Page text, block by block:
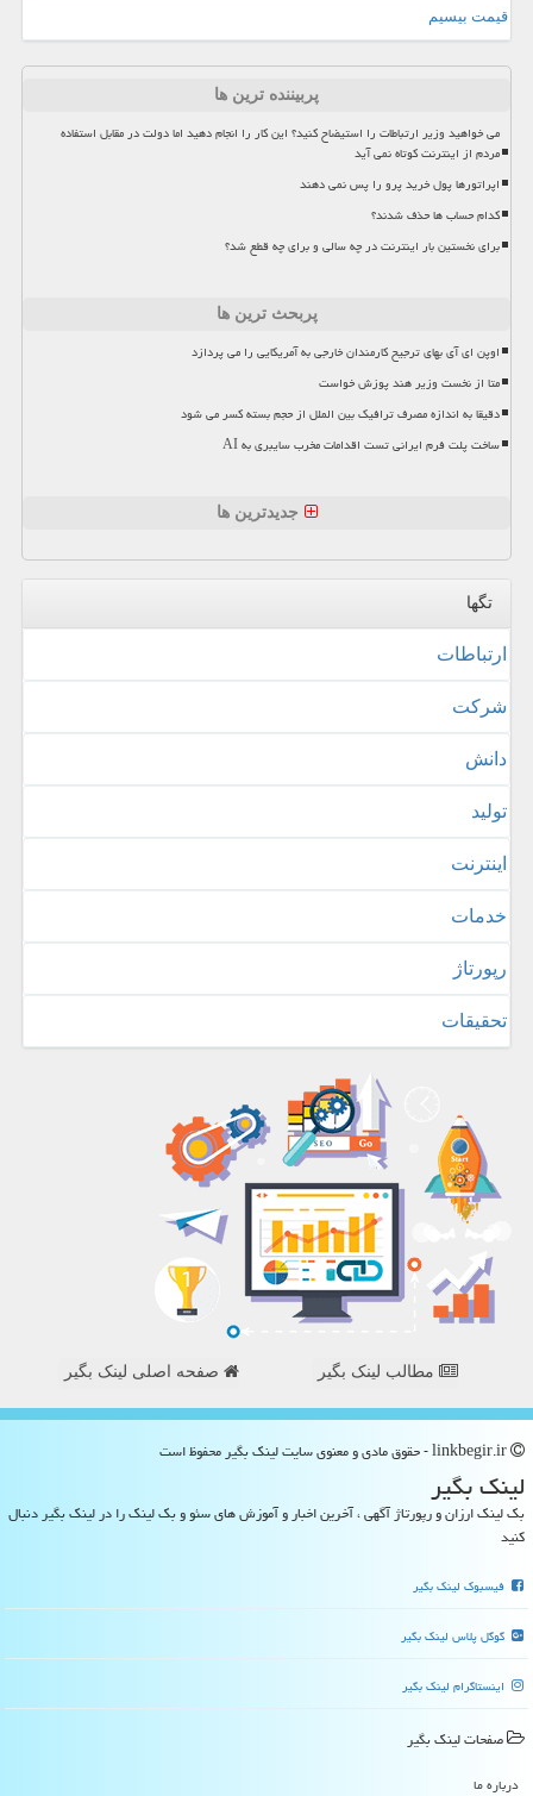
قیمت بیسیم
پربیننده ترین ها
می خواهید وزیر ارتباطات را استیضاح کنید؟ این کار را انجام دهید اما دولت در مقابل استفاده
مردم از اینترنت کوتاه نمی آید
اپراتورها پول خرید پرو را پس نمی دهند
کدام حساب ها حذف شدند؟
برای نخستین بار اینترنت در چه سالی و برای چه قطع شد؟
پربحث ترین ها
اوپن ای آی بهای ترجیح کارمندان خارجی به آمریکایی را می پردازد
متا از نخست وزیر هند پوزش خواست
دقیقا به اندازه مصرف ترافیک بین الملل از حجم بسته کسر می شود
ساخت پلت فرم ایرانی تست اقدامات مخرب سایبری به AI
جدیدترین ها
تگها
ارتباطات
شركت
دانش
تولید
اینترنت
خدمات
رپورتاژ
تحقیقات
مطالب لینک بگیر صفحه اصلی لینک بگیر
لینك بگیر
بک لینک ارزان و رپورتاژ آگهی ، آخرین اخبار و آموزش های سئو و بک لینک را در لینک بگیر دنبال
کنید
فیسبوک لینک بگیر
گوگل پلاس لینک بگیر
اینستاگرام لینک بگیر
صفحات لینك بگیر
درباره ما